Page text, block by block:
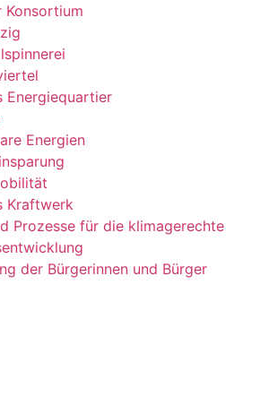
Konsortium
Energiequartier
Energien
Kraftwerk
Prozesse für die klimagerechte
der Bürgerinnen und Bürger